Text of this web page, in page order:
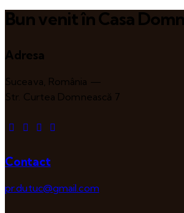
Bun venit în Casa
Adresa
Suceava, România —
Str. Curtea Domnească 7
Contact
pr.dutuc@gmail.com